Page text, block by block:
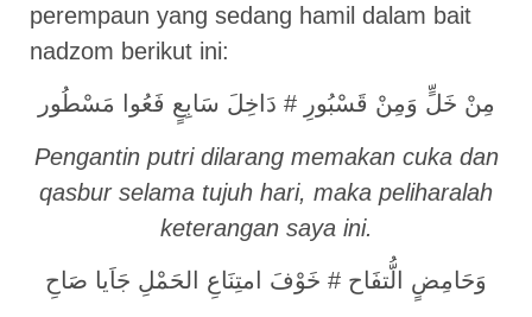
perempaun yang sedang hamil dalam bait
nadzom berikut ini:
مِنْ خَلٍّ وَمِنْ قَسْبُورِ # دَاخِلَ سَابِعٍ فَعُوا مَسْطُور
Pengantin putri dilarang memakan cuka dan
qasbur selama tujuh hari, maka peliharalah
keterangan saya ini.
وَحَامِضٍ الُّتفَاح # خَوْفَ امتِنَاعِ الحَمْلِ جَاَيا صَاحِ